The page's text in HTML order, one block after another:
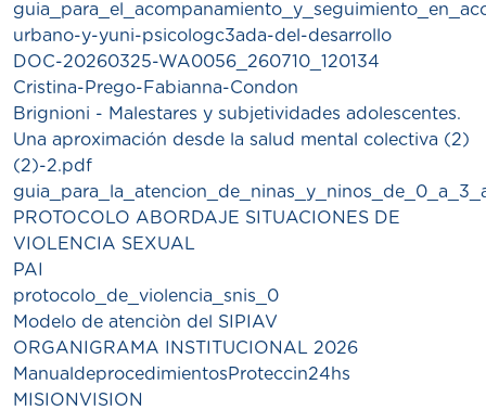
urbano-y-yuni-psicologc3ada-del-desarrollo
DOC-20260325-WA0056_260710_120134
Cristina-Prego-Fabianna-Condon
Brignioni - Malestares y subjetividades adolescentes.
Una aproximación desde la salud mental colectiva (2)
(2)-2.pdf
PROTOCOLO ABORDAJE SITUACIONES DE
VIOLENCIA SEXUAL
PAI
protocolo_de_violencia_snis_0
Modelo de atenciòn del SIPIAV
ORGANIGRAMA INSTITUCIONAL 2026
ManualdeprocedimientosProteccin24hs
MISIONVISION